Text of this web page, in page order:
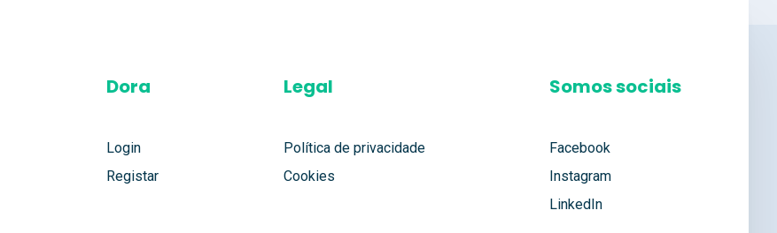
Dora
Login
Registar
Legal
Política de privacidade
Cookies
Somos sociais
Facebook
Instagram
LinkedIn